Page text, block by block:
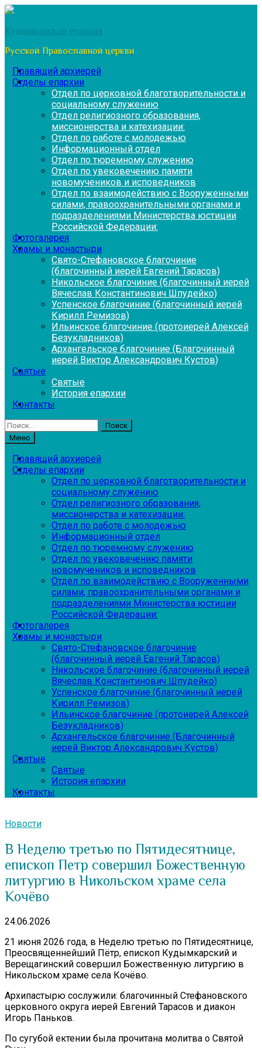
Перейти
содержимому
Кудымкарская епархия
Русской Православной церкви
Правящий архиерей
Отделы епархии
Отдел по церковной благотворительности и
социальному служению
Отдел религиозного образования,
миссионерства и катехизации:
Отдел по работе с молодежью
Информационный отдел
Отдел по тюремному служению
Отдел по увековечению памяти
новомучеников и исповедников
Отдел по взаимодействию с Вооруженными
силами, правоохранительными органами и
подразделениями Министерства юстиции
Российской Федерации:
Фотогалерея
Храмы и монастыри
Свято-Стефановское благочиние
(благочинный иерей Евгений Тарасов)
Никольское благочиние (благочинный иерей
Вячеслав Константинович Шпудейко)
Успенское благочиние (благочинный иерей
Кирилл Ремизов)
Ильинское благочиние (протоиерей Алексей
Безукладников)
Архангельское благочиние (Благочинный
иерей Виктор Александрович Кустов)
Святые
Святые
История епархии
Контакты
Найти:
Меню
Правящий архиерей
Отделы епархии
Отдел по церковной благотворительности и
социальному служению
Отдел религиозного образования,
миссионерства и катехизации:
Отдел по работе с молодежью
Информационный отдел
Отдел по тюремному служению
Отдел по увековечению памяти
новомучеников и исповедников
Отдел по взаимодействию с Вооруженными
силами, правоохранительными органами и
подразделениями Министерства юстиции
Российской Федерации:
Фотогалерея
Храмы и монастыри
Свято-Стефановское благочиние
(благочинный иерей Евгений Тарасов)
Никольское благочиние (благочинный иерей
Вячеслав Константинович Шпудейко)
Успенское благочиние (благочинный иерей
Кирилл Ремизов)
Ильинское благочиние (протоиерей Алексей
Безукладников)
Архангельское благочиние (Благочинный
иерей Виктор Александрович Кустов)
Святые
Святые
История епархии
Контакты
Новости
В Неделю третью по Пятидесятнице,
епископ Петр совершил Божественную
литургию в Никольском храме села
Кочёво
24.06.2026
21 июня 2026 года, в Неделю третью по Пятидесятнице,
Преосвященнейший Пётр, епископ Кудымкарский и
Верещагинский совершил Божественную литургию в
Никольском храме села Кочёво.
Архипастырю сослужили: благочинный Стефановского
церковного округа иерей Евгений Тарасов и диакон
Игорь Паньков.
По сугубой ектении была прочитана молитва о Святой